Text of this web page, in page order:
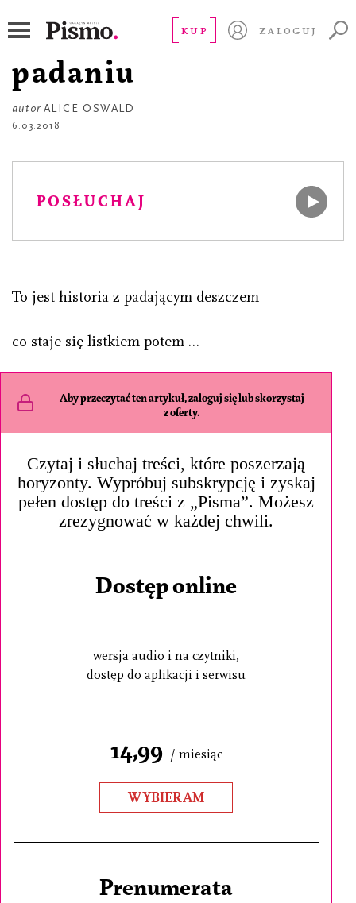
KUP ZALOGUJ
Krótka historia o
padaniu
autor ALICE OSWALD
6.03.2018
POSŁUCHAJ
To jest historia z padającym deszczem
co staje się listkiem potem …
Aby przeczytać ten artykuł, zaloguj się lub skorzystaj
z oferty.
Czytaj i słuchaj treści, które poszerzają
horyzonty. Wypróbuj subskrypcję i zyskaj
pełen dostęp do treści z „Pisma”. Możesz
zrezygnować w każdej chwili.
Dostęp online
wersja audio i na czytniki,
dostęp do aplikacji i serwisu
14,99 / miesiąc
WYBIERAM
Prenumerata